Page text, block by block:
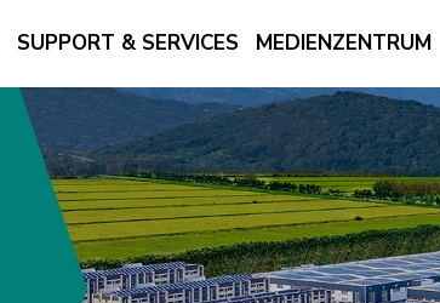
SUPPORT & SERVICES MEDIENZENTRUM